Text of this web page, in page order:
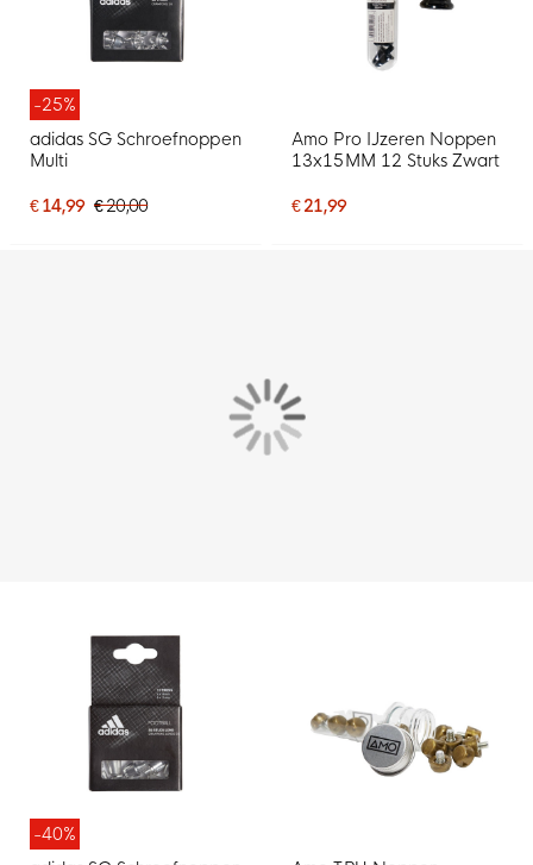
-25%
adidas SG Schroefnoppen
Multi
€ 14,99 € 20,00
Amo Pro IJzeren Noppen
13x15MM 12 Stuks Zwart
€ 21,99
-40%